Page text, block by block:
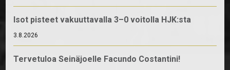
Isot pisteet vakuuttavalla 3–0 voitolla HJK:sta
3.8.2026
Tervetuloa Seinäjoelle Facundo Costantini!